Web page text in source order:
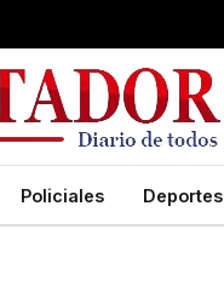
Policiales Deportes